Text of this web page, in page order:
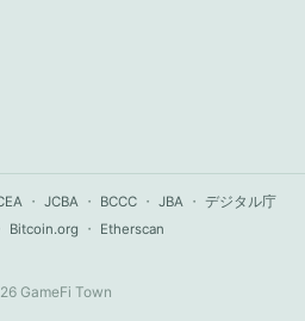
・ JCBA ・ BCCC ・ JBA ・ デジタル庁
Bitcoin.org ・ Etherscan
GameFi Town